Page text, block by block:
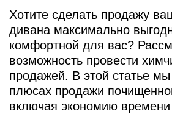
Хотите сделать продажу
дивана максимально
комфортной для вас?
возможность провести
продажей. В этой статье
плюсах продажи
включая экономию